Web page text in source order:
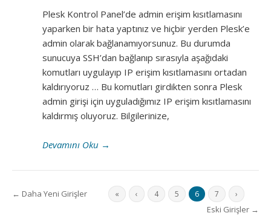
Plesk Kontrol Panel’de admin erişim kısıtlamasını
yaparken bir hata yaptınız ve hiçbir yerden Plesk’e
admin olarak bağlanamıyorsunuz. Bu durumda
sunucuya SSH’dan bağlanıp sırasıyla aşağıdaki
komutları uygulayıp IP erişim kısıtlamasını ortadan
kaldırıyoruz … Bu komutları girdikten sonra Plesk
admin girişi için uyguladığımız IP erişim kısıtlamasını
kaldırmış oluyoruz. Bilgilerinize,
Devamını Oku →
← Daha Yeni Girişler « ‹ 4 5 6 7 ›
Eski Girişler →